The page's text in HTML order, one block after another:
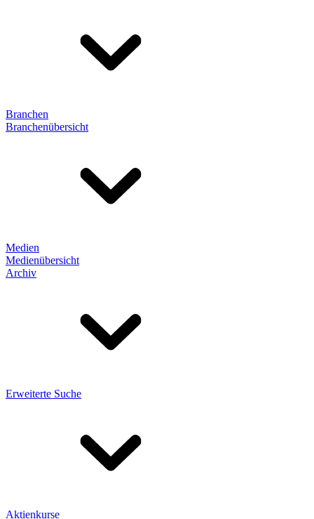
Branchen
Branchenübersicht
Medien
Medienübersicht
Archiv
Erweiterte Suche
Aktienkurse